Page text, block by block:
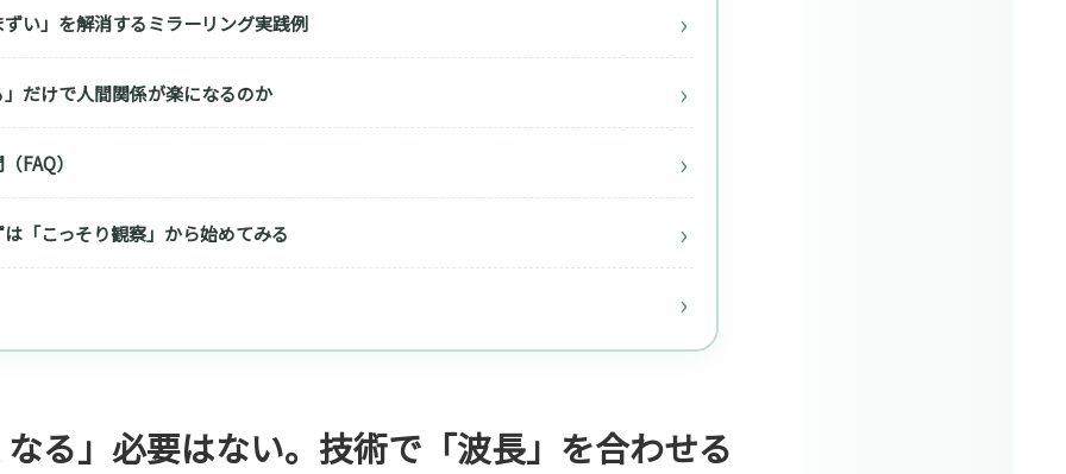
い」を解消するミラーリング実践例
だけで人間関係が楽になるのか
FAQ）
「こっそり観察」から始めてみる
る」必要はない。技術で「波長」を合わせる